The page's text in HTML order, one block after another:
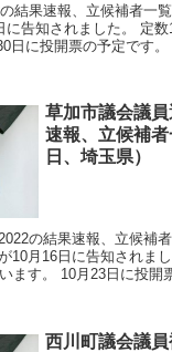
結果速報、立候補者一
に告知されました。 定
日に投開票の予定です
草加市議会議
速報、立候補
日、埼玉県）
の結果速報、立候補
10月16日に告知されま
ます。 10月23日に投開
西川町議会議